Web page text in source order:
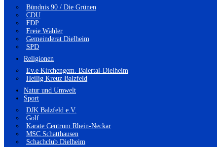
Bündnis 90 / Die Grünen
CDU
FDP
Freie Wähler
Gemeinderat Dielheim
SPD
Religionen
Ev.e Kirchengem. Baiertal-Dielheim
Heilig Kreuz Balzfeld
Natur und Umwelt
Sport
DJK Balzfeld e.V.
Golf
Karate Centrum Rhein-Neckar
MSC Schatthausen
Schachclub Dielheim